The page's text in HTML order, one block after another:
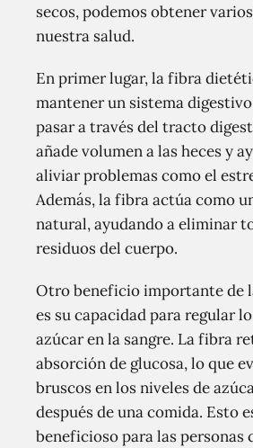
secos, podemos obtener
nuestra salud.
En primer lugar, la fibra
mantener un sistema
pasar a través del tracto
añade volumen a las heces y
aliviar problemas como el
Además, la fibra actúa como
natural, ayudando a eliminar
residuos del cuerpo.
Otro beneficio importante de
es su capacidad para regular
azúcar en la sangre. La fibra
absorción de glucosa, lo que
bruscos en los niveles de
después de una comida. Esto
beneficioso para las personas